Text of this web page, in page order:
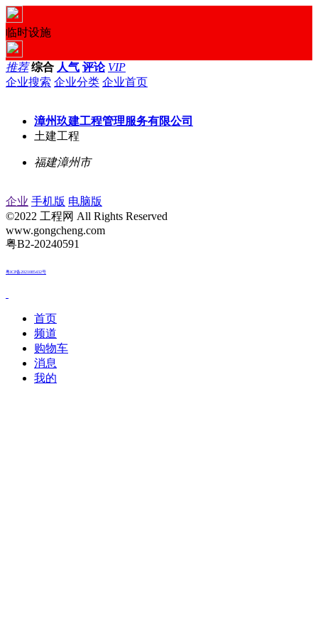
临时设施
推荐 综合 人气 评论 VIP
企业搜索 企业分类 企业首页
漳州玖建工程管理服务有限公司
土建工程
福建漳州市
企业 手机版 电脑版
©2022 工程网 All Rights Reserved
www.gongcheng.com
粤B2-20240591
粤ICP备2021085432号
首页
频道
购物车
消息
我的